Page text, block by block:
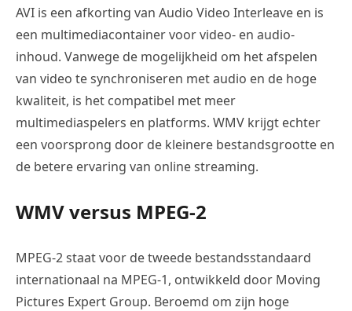
AVI is een afkorting van Audio Video Interleave en is
een multimediacontainer voor video- en audio-
inhoud. Vanwege de mogelijkheid om het afspelen
van video te synchroniseren met audio en de hoge
kwaliteit, is het compatibel met meer
multimediaspelers en platforms. WMV krijgt echter
een voorsprong door de kleinere bestandsgrootte en
de betere ervaring van online streaming.
WMV versus MPEG-2
MPEG-2 staat voor de tweede bestandsstandaard
internationaal na MPEG-1, ontwikkeld door Moving
Pictures Expert Group. Beroemd om zijn hoge